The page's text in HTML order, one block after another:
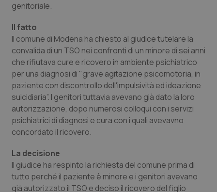
Emilia-Romagna
Friuli Venezia Giulia
Lazio
Liguria
Marche
Colesterolo & coronaropatie
Dermatite Atopica
Diabete & glucometri
Disturbi dell’umore
Donna & Salute
genitoriale.
Il fatto
Il comune di Modena ha chiesto al giudice tutelare la
convalida di un TSO nei confronti di un minore di sei anni
che rifiutava cure e ricovero in ambiente psichiatrico
per una diagnosi di "grave agitazione psicomotoria, in
paziente con discontrollo dell'impulsività ed ideazione
suicidiaria”. I genitori tuttavia avevano già dato la loro
autorizzazione, dopo numerosi colloqui con i servizi
psichiatrici di diagnosi e cura con i quali avevavno
concordato il ricovero.
La decisione
Il giudice ha respinto la richiesta del comune prima di
tutto perché il paziente è minore e i genitori avevano
già autorizzato il TSO e deciso il ricovero del figlio